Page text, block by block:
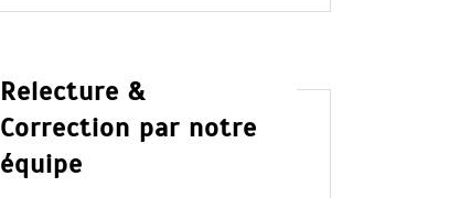
Relecture &
Correction par notre
équipe